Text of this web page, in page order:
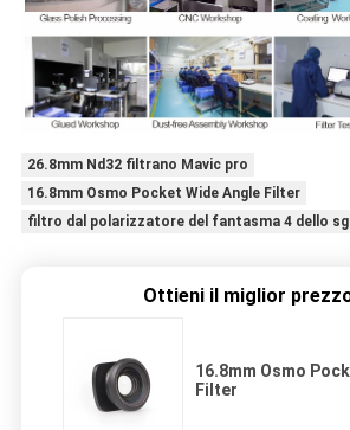
26.8mm Nd32 filtrano Mavic pro
16.8mm Osmo Pocket Wide Angle Filter
filtro dal polarizzatore del fantasma 4 dello
Ottieni il miglior
16.8mm Osmo
Filter